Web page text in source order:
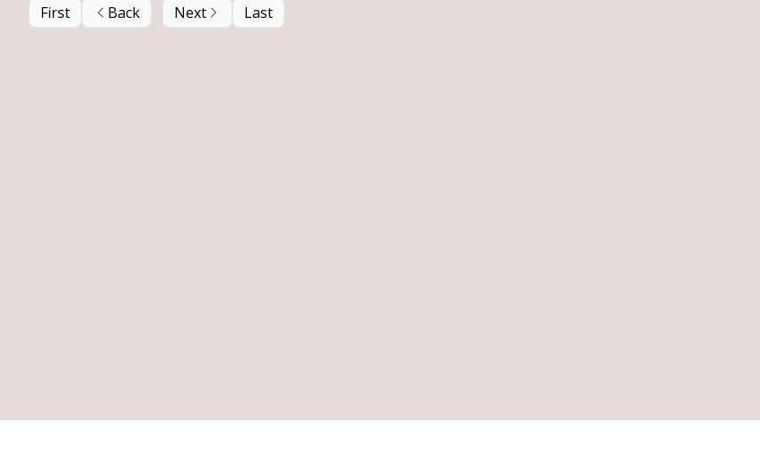
First Back Next Last